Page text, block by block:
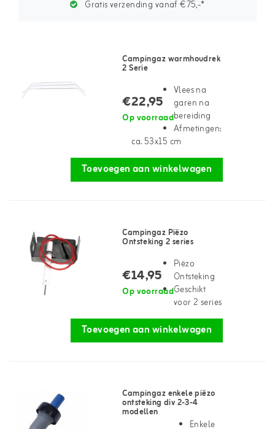
Gratis verzending vanaf €75,-*
Campingaz warmhoudrek
2 Serie
€22,95
Op voorraad
Vlees na
garen na
bereiding
Afmetingen:
ca. 53x15 cm
Toevoegen aan winkelwagen
Campingaz Piëzo
Ontsteking 2 series
€14,95
Op voorraad
Piëzo
Ontsteking
Geschikt
voor 2 series
Toevoegen aan winkelwagen
Campingaz enkele piëzo
ontsteking div 2-3-4
modellen
Enkele